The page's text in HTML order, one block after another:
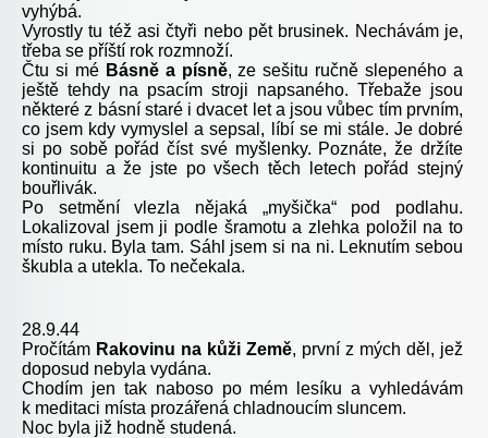
vyhýbá.
Vyrostly tu též asi čtyři nebo pět brusinek. Nechávám je,
třeba se příští rok rozmnoží.
Čtu si mé Básně a písně, ze sešitu ručně slepeného a
ještě tehdy na psacím stroji napsaného. Třebaže jsou
některé z básní staré i dvacet let a jsou vůbec tím prvním,
co jsem kdy vymyslel a sepsal, líbí se mi stále. Je dobré
si po sobě pořád číst své myšlenky. Poznáte, že držíte
kontinuitu a že jste po všech těch letech pořád stejný
bouřlivák.
Po setmění vlezla nějaká „myšička“ pod podlahu.
Lokalizoval jsem ji podle šramotu a zlehka položil na to
místo ruku. Byla tam. Sáhl jsem si na ni. Leknutím sebou
škubla a utekla. To nečekala.
28.9.44
Pročítám Rakovinu na kůži Země, první z mých děl, jež
doposud nebyla vydána.
Chodím jen tak naboso po mém lesíku a vyhledávám
k meditaci místa prozářená chladnoucím sluncem.
Noc byla již hodně studená.